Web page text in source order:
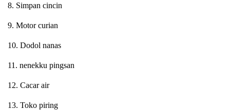
8. Simpan cincin
9. Motor curian
10. Dodol nanas
11. nenekku pingsan
12. Cacar air
13. Toko piring